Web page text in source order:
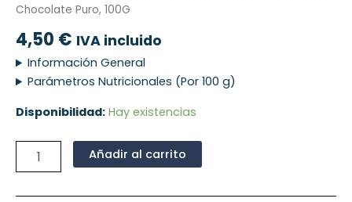
Chocolate Puro, 100G
4,50 € IVA incluido
Información General
Parámetros Nutricionales (Por 100 g)
Disponibilidad: Hay existencias
Añadir al carrito